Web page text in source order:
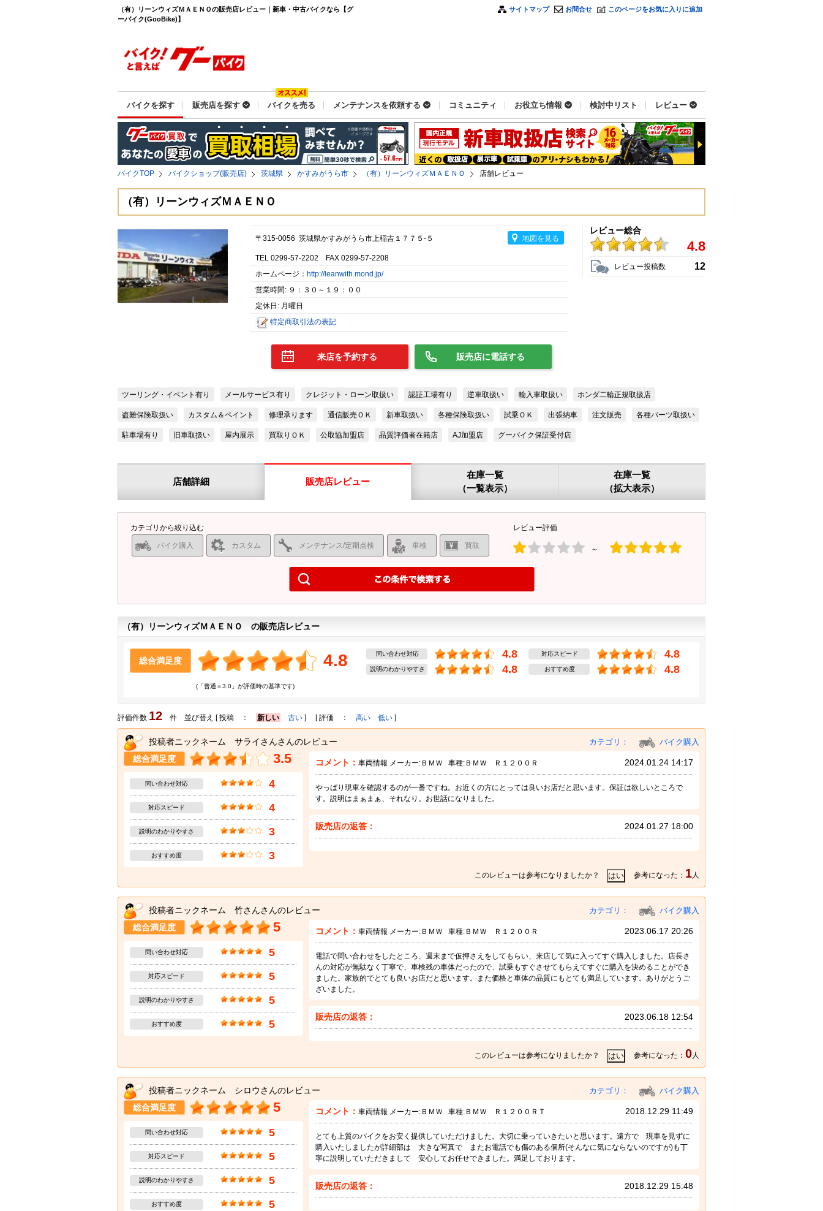
（有）リーンウィズＭＡＥＮＯの販売店レビュー｜新車・中古バイクなら【グ
ーバイク(GooBike)】
サイトマップ お問合せ このページをお気に入りに追加
バイクを探す 販売店を探す バイクを売る メンテナンスを依頼する コミュニティ お役立ち情報 検討中リスト レビュー
バイクTOP バイクショップ(販売店) 茨城県 かすみがうら市 （有）リーンウィズＭＡＥＮＯ 店舗レビュー
（有）リーンウィズＭＡＥＮＯ
〒315-0056 茨城県かすみがうら市上稲吉１７７５-５ 地図を見る
TEL 0299-57-2202 FAX 0299-57-2208
ホームページ： http://leanwith.mond.jp/
営業時間: ９：３０～１９：００
定休日: 月曜日
特定商取引法の表記
レビュー総合
4.8
レビュー投稿数 12
来店を予約する 販売店に電話する
ツーリング・イベント有り メールサービス有り クレジット・ローン取扱い 認証工場有り 逆車取扱い 輸入車取扱い ホンダ二輪正規取扱店
盗難保険取扱い カスタム＆ペイント 修理承ります 通信販売ＯＫ 新車取扱い 各種保険取扱い 試乗ＯＫ 出張納車 注文販売 各種パーツ取扱い
駐車場有り 旧車取扱い 屋内展示 買取りＯＫ 公取協加盟店 品質評価者在籍店 AJ加盟店 グーバイク保証受付店
店舗詳細 販売店レビュー
在庫一覧
（一覧表示）
在庫一覧
（拡大表示）
カテゴリから絞り込む
バイク購入 カスタム メンテナンス/定期点検 車検 買取
レビュー評価
～
（有）リーンウィズＭＡＥＮＯ の販売店レビュー
総合満足度 4.8
(「普通＝3.0」が評価時の基準です)
問い合わせ対応 4.8 対応スピード 4.8
説明のわかりやすさ 4.8 おすすめ度 4.8
評価件数 12 件 並び替え [ 投稿 ： 新しい 古い ] [ 評価 ： 高い 低い ]
投稿者ニックネーム サライさんさんのレビュー カテゴリ： バイク購入
総合満足度 3.5
問い合わせ対応 4
対応スピード 4
説明のわかりやすさ 3
おすすめ度 3
コメント： 車両情報 メーカー: ＢＭＷ 車種: ＢＭＷ Ｒ１２００Ｒ 2024.01.24 14:17
やっぱり現車を確認するのが一番ですね。お近くの方にとっては良いお店だと思います。保証は欲しいところで
す。説明はまぁまぁ、それなり。お世話になりました。
販売店の返答： 2024.01.27 18:00
このレビューは参考になりましたか？ 参考になった： 1人
投稿者ニックネーム 竹さんさんのレビュー カテゴリ： バイク購入
総合満足度 5
問い合わせ対応 5
対応スピード 5
説明のわかりやすさ 5
おすすめ度 5
コメント： 車両情報 メーカー: ＢＭＷ 車種: ＢＭＷ Ｒ１２００Ｒ 2023.06.17 20:26
電話で問い合わせをしたところ、週末まで仮押さえをしてもらい、来店して気に入ってすぐ購入しました。店長さ
んの対応が無駄なく丁寧で、車検残の車体だったので、試乗もすぐさせてもらえてすぐに購入を決めることができ
ました。家族的でとても良いお店だと思います。また価格と車体の品質にもとても満足しています。ありがとうご
ざいました。
販売店の返答： 2023.06.18 12:54
このレビューは参考になりましたか？ 参考になった： 0人
投稿者ニックネーム シロウさんのレビュー カテゴリ： バイク購入
総合満足度 5
問い合わせ対応 5
対応スピード 5
説明のわかりやすさ 5
おすすめ度 5
コメント： 車両情報 メーカー: ＢＭＷ 車種: ＢＭＷ Ｒ１２００ＲＴ 2018.12.29 11:49
とても上質のバイクをお安く提供していただけました。大切に乗っていきたいと思います。遠方で 現車を見ずに
購入いたしましたが詳細部は 大きな写真で またお電話でも傷のある個所(そんなに気にならないのですが)も丁
寧に説明していただきまして 安心してお任せできました。満足しております。
販売店の返答： 2018.12.29 15:48